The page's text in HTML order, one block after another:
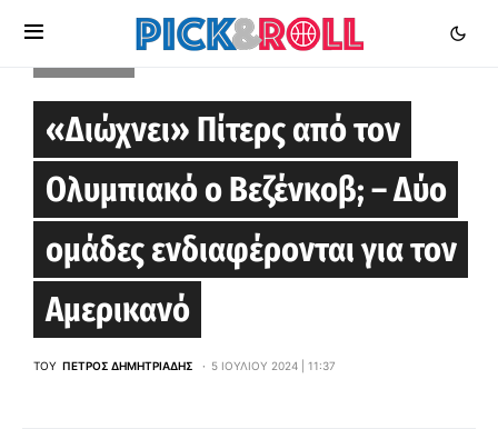
«Διώχνει» Πίτερς από τον
Ολυμπιακό ο Βεζένκοβ; – Δύο
ομάδες ενδιαφέρονται για τον
Αμερικανό
ΤΟΥ ΠΈΤΡΟΣ ΔΗΜΗΤΡΙΆΔΗΣ 5 ΙΟΥΛΊΟΥ 2024 | 11:37